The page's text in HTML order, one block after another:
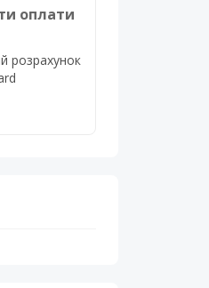
оплати
розрахунок